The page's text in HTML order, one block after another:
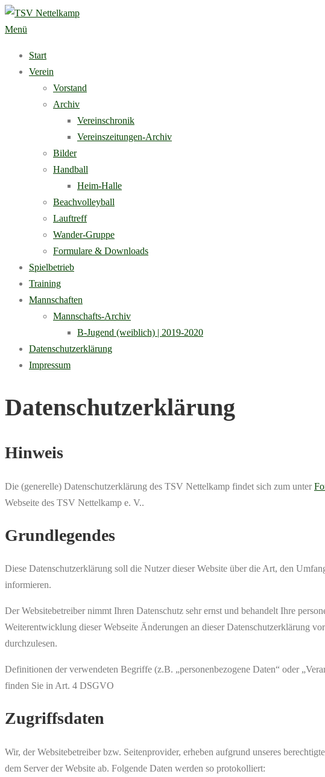
Zum
Inhalt
Menü
Start
Verein
Vorstand
Archiv
Vereinschronik
Vereinszeitungen-Archiv
Bilder
Handball
Heim-Halle
Beachvolleyball
Lauftreff
Wander-Gruppe
Formulare & Downloads
Spielbetrieb
Training
Mannschaften
Mannschafts-Archiv
B-Jugend (weiblich) | 2019-2020
Datenschutzerklärung
Impressum
Datenschutzerklärung
Hinweis
Die (generelle) Datenschutzerklärung des TSV Nettelkamp findet sich zum unter
Webseite des TSV Nettelkamp e. V..
Grundlegendes
Diese Datenschutzerklärung soll die Nutzer dieser Website über die Art, den
informieren.
Der Websitebetreiber nimmt Ihren Datenschutz sehr ernst und behandelt Ihre
Weiterentwicklung dieser Webseite Änderungen an dieser Datenschutzerklärung
durchzulesen.
Definitionen der verwendeten Begriffe (z.B. „personenbezogene Daten“ oder
finden Sie in Art. 4 DSGVO
Zugriffsdaten
Wir, der Websitebetreiber bzw. Seitenprovider, erheben aufgrund unseres
dem Server der Website ab. Folgende Daten werden so protokolliert: